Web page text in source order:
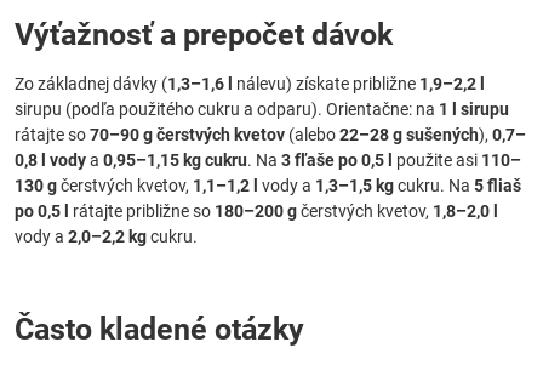
Výťažnosť a prepočet dávok
Zo základnej dávky (1,3–1,6 l nálevu) získate približne 1,9–2,2 l
sirupu (podľa použitého cukru a odparu). Orientačne: na 1 l sirupu
rátajte so70–90 g čerstvých kvetov (alebo22–28 g sušených), 0,7–
0,8 l vodya 0,95–1,15 kg cukru. Na 3 fľaše po 0,5 l použite asi 110–
130 gčerstvých kvetov, 1,1–1,2 l vody a 1,3–1,5 kgcukru. Na 5 fliaš
po 0,5 l
rátajte približne so 180–200 gčerstvých kvetov, 1,8–2,0 l
vody a 2,0–2,2 kgcukru.
Často kladené otázky